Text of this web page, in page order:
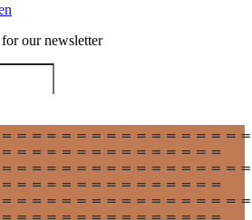
our newsletter